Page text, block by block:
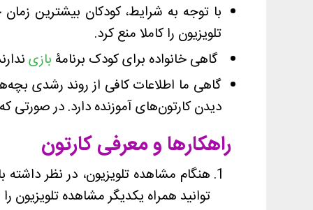
با توجه به شرایط، کودکان بیشترین
تلویزیون را کاملا منع کرد.
گاهی خانواده برای کودک برنامۀ بازی
دیدن کارتون‌های آموزنده دارد. در
راهکارها و معرفی کارتون
هنگام مشاهده تلویزیون، در نظر
توانید همراه یکدیگر مشاهده